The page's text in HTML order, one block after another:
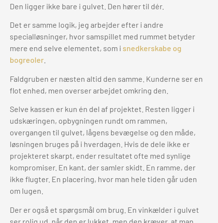
Den ligger ikke bare i gulvet. Den hører til dér.
Det er samme logik, jeg arbejder efter i andre
specialløsninger, hvor samspillet med rummet betyder
mere end selve elementet, som i snedkerskabe og
bogreoler
Faldgruben er næsten altid den samme. Kunderne ser en
flot enhed, men overser arbejdet omkring den.
Selve kassen er kun én del af projektet. Resten ligger i
udskæringen, opbygningen rundt om rammen,
overgangen til gulvet, lågens bevægelse og den måde,
løsningen bruges på i hverdagen. Hvis de dele ikke er
projekteret skarpt, ender resultatet ofte med synlige
kompromiser. En kant, der samler skidt. En ramme, der
ikke flugter. En placering, hvor man hele tiden går uden
om lugen.
Der er også et spørgsmål om brug. En vinkælder i gulvet
ser rolig ud, når den er lukket, men den kræver, at man